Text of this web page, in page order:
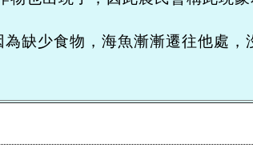
缺少食物，海魚漸漸遷往他處